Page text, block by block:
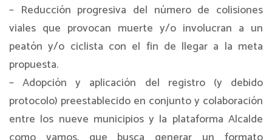
– Reducción progresiva del número de colisiones
viales que provocan muerte y/o involucran a un
peatón y/o ciclista con el fin de llegar a la meta
propuesta.
– Adopción y aplicación del registro (y debido
protocolo) preestablecido en conjunto y colaboración
entre los nueve municipios y la plataforma Alcalde